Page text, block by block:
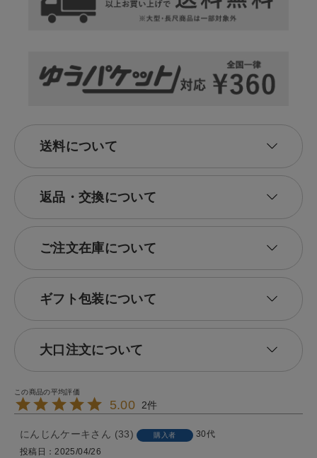
送料について
返品・交換について
ご注文在庫について
ギフト包装について
大口注文について
5.00 2
にんじんケーキ 33 購入者
30代
投稿日
2025/04/26